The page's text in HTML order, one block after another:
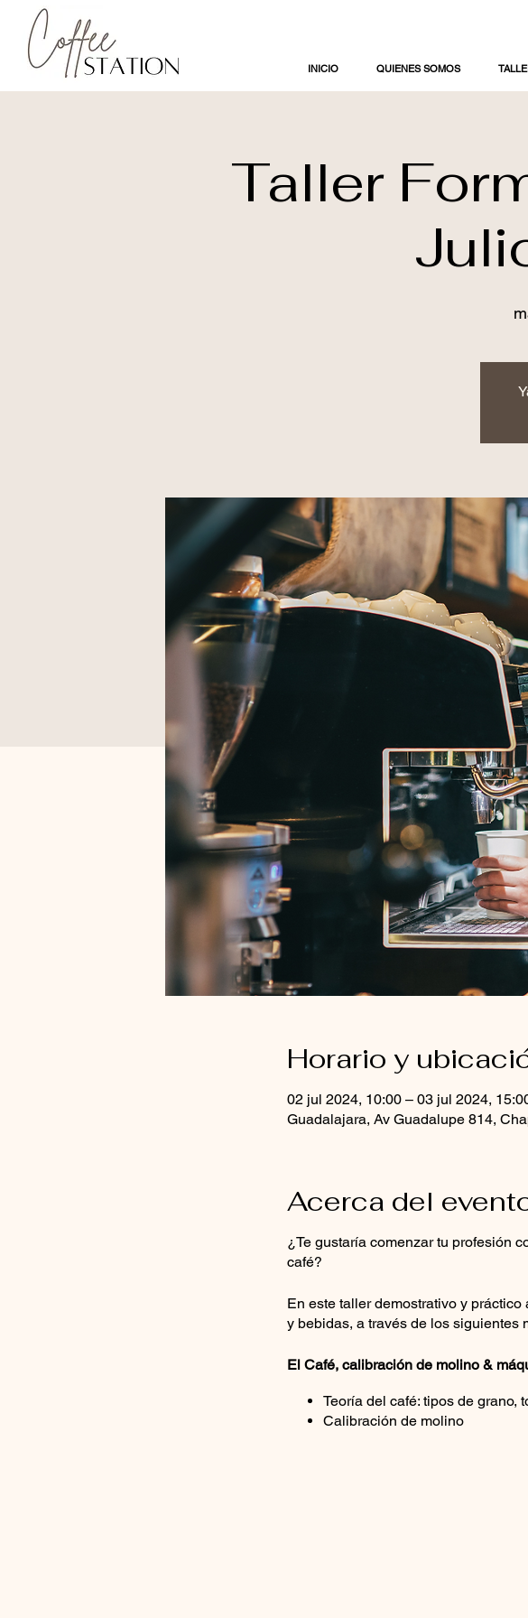
INICIO QUIENES SOMOS
Taller
Horario y
02 jul 2024, 10:00 – 03 jul 2024,
Guadalajara, Av Guadalupe 814,
Acerca del
¿Te gustaría comenzar tu profesión
café?
En este taller demostrativo y
y bebidas, a través de los siguientes
El Café, calibración de molino &
Teoría del café: tipos de grano,
Calibración de molino